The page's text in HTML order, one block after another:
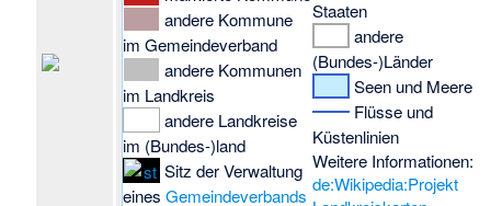
andere Kommune
im Gemeindeverband
andere Kommunen
im Landkreis
andere Landkreise
im (Bundes-)land
Sitz der Verwaltung
einesGemeindeverbands
Staaten
andere
(Bundes-)Länder
Seen und Meere
Flüsse und
Küstenlinien
Weitere Informationen:
de:Wikipedia:Projekt